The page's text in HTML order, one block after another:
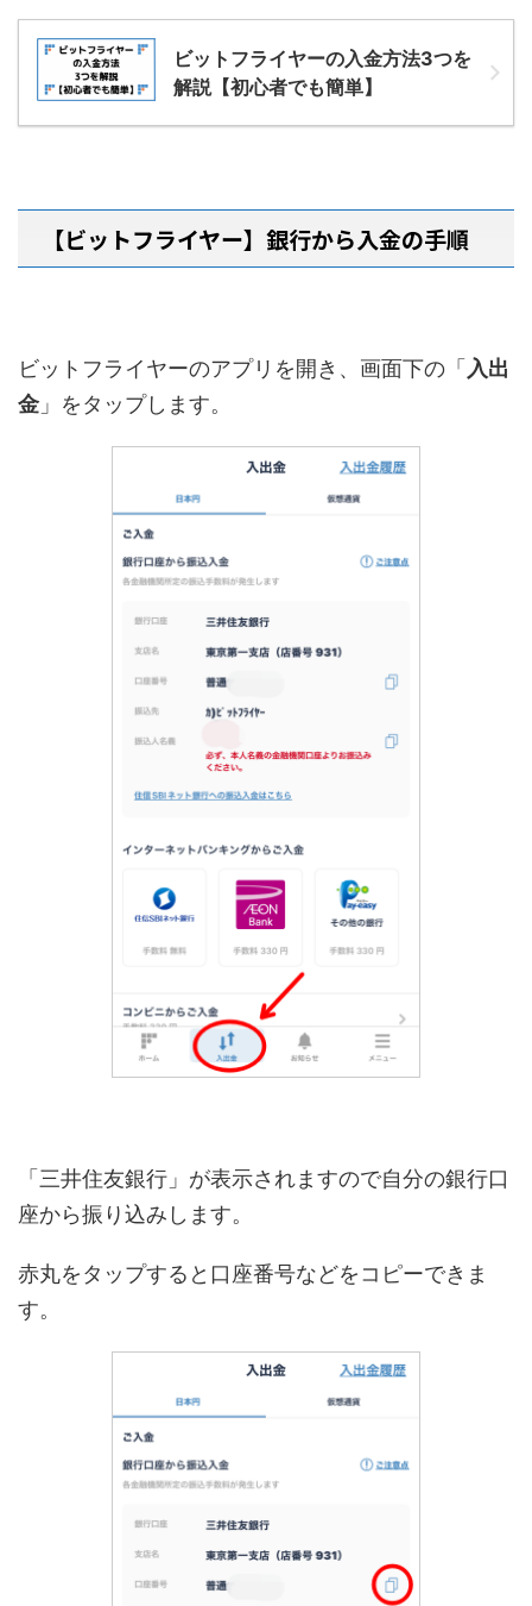
ビットフライヤーの入金方法3つを
解説【初心者でも簡単】
【ビットフライヤー】銀行から入金の手順
ビットフライヤーのアプリを開き、画面下の「 入出
金 」をタップします。
「三井住友銀行」が表示されますので自分の銀行口
座から振り込みします。
赤丸をタップすると口座番号などをコピーできま
す。